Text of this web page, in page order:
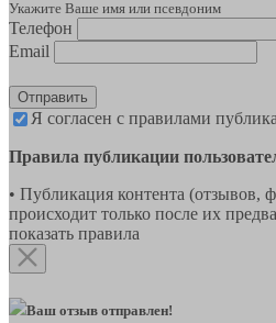
Укажите Ваше имя или псевдоним
Телефон
Email
Отправить
Я согласен с правилами
Правила публикации
• Публикация контента (отзывов,
происходит только после их
показать правила
Ваш отзыв отправлен!